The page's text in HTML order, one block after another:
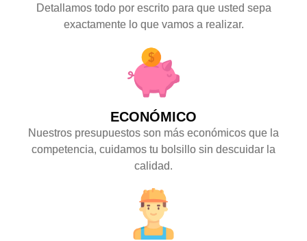
Detallamos todo por escrito para que usted sepa
exactamente lo que vamos a realizar.
ECONÓMICO
Nuestros presupuestos son más económicos que la
competencia, cuidamos tu bolsillo sin descuidar la
calidad.